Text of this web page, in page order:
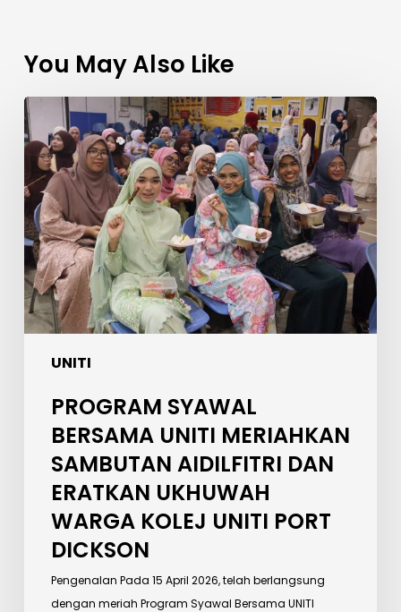
You May Also Like
UNITI
PROGRAM
SYAWAL
BERSAMA
UNITI
MERIAHKAN
SAMBUTAN
AIDILFITRI
DAN
ERATKAN
UKHUWAH
WARGA
KOLEJ
PORT
DICKSON
PROGRAM SYAWAL
BERSAMA UNITI MERIAHKAN
SAMBUTAN AIDILFITRI DAN
ERATKAN UKHUWAH
WARGA KOLEJ UNITI PORT
DICKSON
Pengenalan Pada 15 April 2026, telah berlangsung
dengan meriah Program Syawal Bersama UNITI